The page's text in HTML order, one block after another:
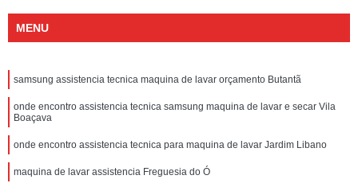
MENU
samsung assistencia tecnica maquina de lavar orçamento Butantã
onde encontro assistencia tecnica samsung maquina de lavar e secar Vila
Boaçava
onde encontro assistencia tecnica para maquina de lavar Jardim Libano
maquina de lavar assistencia Freguesia do Ó